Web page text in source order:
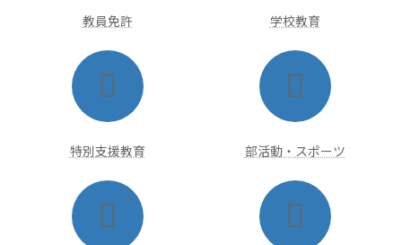
教員免許
学校教育
イ
コ
ン
リ
特別支援教育
イ
コ
ン
リ
部活動・スポーツ
イ
コ
ン
リ
イ
コ
ン
リ